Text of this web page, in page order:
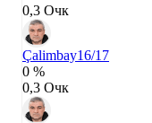
0,3 Очк
Çalimbay16/17
0 %
0,3 Очк